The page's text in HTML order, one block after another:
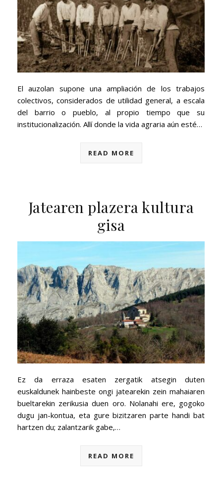
El auzolan supone una ampliación de los trabajos
colectivos, considerados de utilidad general, a escala
del barrio o pueblo, al propio tiempo que su
institucionalización. Allí donde la vida agraria aún esté…
READ MORE
Jatearen plazera kultura
gisa
Ez da erraza esaten zergatik atsegin duten
euskaldunek hainbeste ongi jatearekin zein mahaiaren
bueltarekin zerikusia duen oro. Nolanahi ere, gogoko
dugu jan-kontua, eta gure bizitzaren parte handi bat
hartzen du; zalantzarik gabe,…
READ MORE